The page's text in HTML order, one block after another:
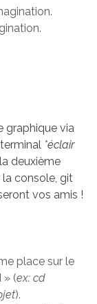
graphique via
*éclair
deuxième
la console, git
vos amis !
place sur le
» (ex: cd
).